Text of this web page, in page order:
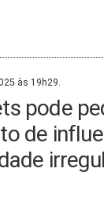
às 19h29.
pode
de